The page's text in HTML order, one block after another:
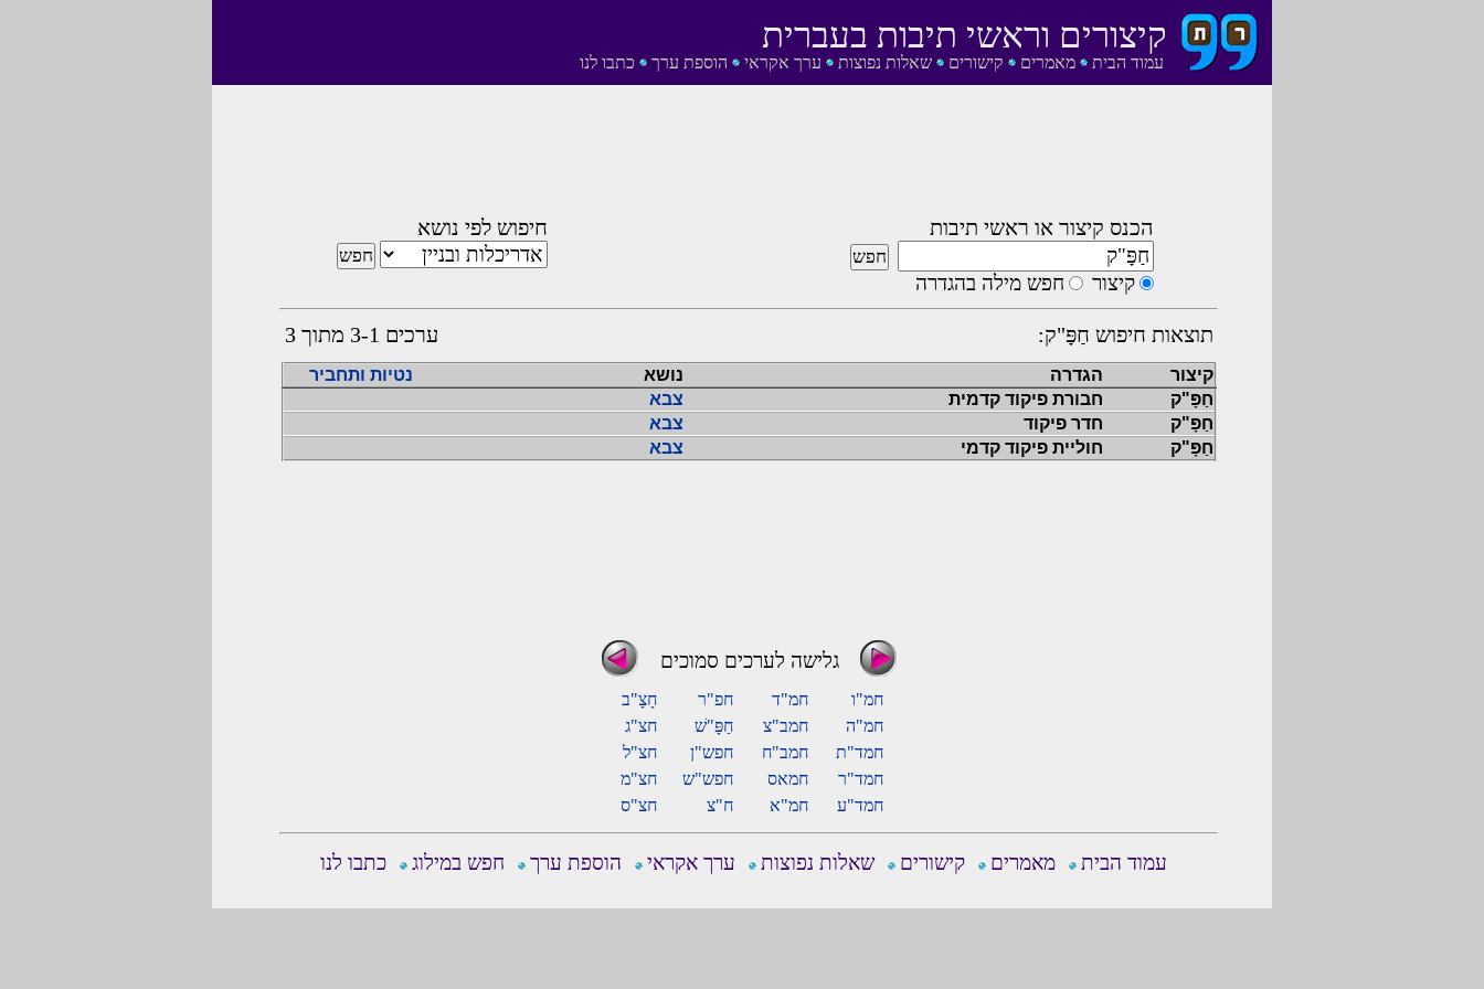
עמוד הבית מאמרים קישורים שאלות נפוצות ערך אקראי הוספת ערך כתבו לנו
קיצורים וראשי תיבות בעברית
הכנס קיצור או ראשי תיבות
קיצור חפש מילה בהגדרה
חיפוש לפי נושא
תוצאות חיפוש חַפָּ"ק: ערכים 3-1 מתוך 3
קיצור הגדרה נושא
נטיות ותחביר
חַפָּ"ק
חבורת פיקוד קדמית
צבא
חַפָּ"ק
חדר פיקוד
צבא
חַפָּ"ק
חוליית פיקוד קדמי צבא
גלישה לערכים סמוכים
חמ"ו חמ"ד חפ"ר
חָצָ"ב
חמ"ה
חמב"צ חַפָּ"שׁ
חצ"ג
חמד"ת
חמב"ח חפש"ן
חצ"ל
חמד"ר
חמאס חפש"ש
חצ"מ
חמד"ע
חמ"א ח"צ חצ"ס
עמוד הבית מאמרים קישורים שאלות נפוצות ערך אקראי הוספת ערך חפש במילוג כתבו לנו